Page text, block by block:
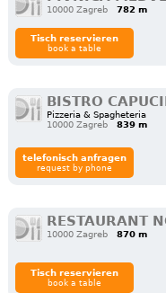
10000 Zagreb 782 m
Tisch reservieren
book a table
BISTRO
Pizzeria & Spagheteria
10000 Zagreb
839 m
telefonisch anfragen
request by phone
RESTAURANT
10000 Zagreb
870 m
Tisch reservieren
book a table